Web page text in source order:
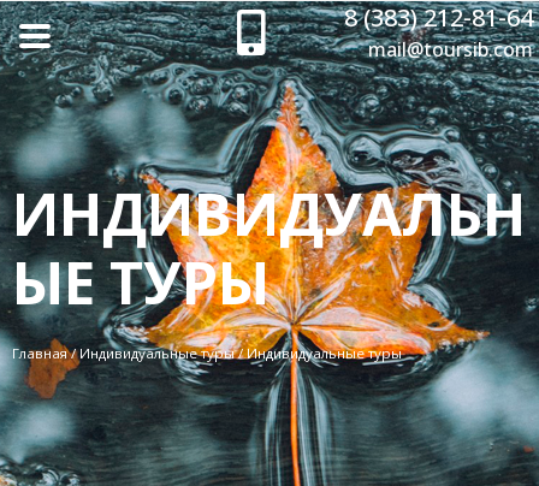
8 (383) 212-81-64
mail@toursib.com
ИНДИВИДУАЛЬН
ЫЕ ТУРЫ
Главная/Индивидуальные туры/Индивидуальные туры